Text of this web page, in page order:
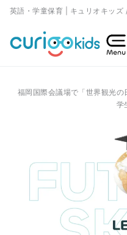
英語・学童保育 | キュリオキッズ
福岡国際会議場で「世界観光
学